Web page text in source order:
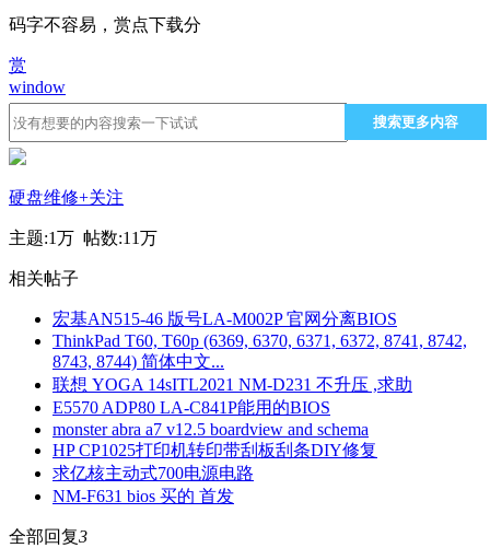
码字不容易，赏点下载分
赏
window
搜索更多内容
硬盘维修+关注
主题:1万 帖数:11万
相关帖子
宏基AN515-46 版号LA-M002P 官网分离BIOS
ThinkPad T60, T60p (6369, 6370, 6371, 6372, 8741, 8742,
8743, 8744) 简体中文...
联想 YOGA 14sITL2021 NM-D231 不升压 ,求助
E5570 ADP80 LA-C841P能用的BIOS
monster abra a7 v12.5 boardview and schema
HP CP1025打印机转印带刮板刮条DIY修复
求亿核主动式700电源电路
NM-F631 bios 买的 首发
全部回复3